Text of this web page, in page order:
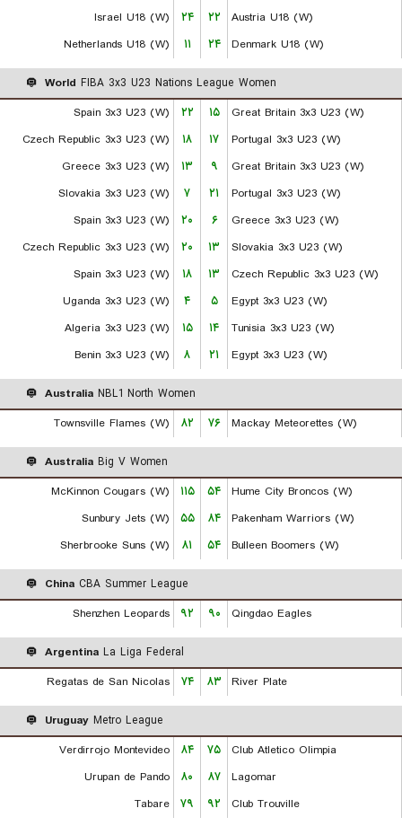
Israel U18 (W)
۲۴ ۲۲
Austria U18 (W)
Netherlands U18 (W)
۱۱ ۲۴ Denmark U18 (W)
World FIBA 3x3 U23 Nations League Women
Spain 3x3 U23 (W)
۲۲ ۱۵
Great Britain 3x3 U23 (W)
Czech Republic 3x3 U23 (W)
۱۸ ۱۷
Portugal 3x3 U23 (W)
Greece 3x3 U23 (W)
۱۳ ۹
Great Britain 3x3 U23 (W)
Slovakia 3x3 U23 (W)
۷ ۲۱
Portugal 3x3 U23 (W)
Spain 3x3 U23 (W)
۲۰ ۶
Greece 3x3 U23 (W)
Czech Republic 3x3 U23 (W)
۲۰ ۱۳
Slovakia 3x3 U23 (W)
Spain 3x3 U23 (W)
۱۸ ۱۳
Czech Republic 3x3 U23 (W)
Uganda 3x3 U23 (W)
۴ ۵
Egypt 3x3 U23 (W)
Algeria 3x3 U23 (W)
۱۵ ۱۴
Tunisia 3x3 U23 (W)
Benin 3x3 U23 (W)
۸ ۲۱ Egypt 3x3 U23 (W)
Australia NBL1 North Women
Townsville Flames (W)
۸۲ ۷۶ Mackay Meteorettes (W)
Australia Big V Women
McKinnon Cougars (W)
۱۱۵ ۵۴
Hume City Broncos (W)
Sunbury Jets (W)
۵۵ ۸۴
Pakenham Warriors (W)
Sherbrooke Suns (W)
۸۱ ۵۴ Bulleen Boomers (W)
China CBA Summer League
Shenzhen Leopards
۹۲ ۹۰ Qingdao Eagles
Argentina La Liga Federal
Regatas de San Nicolas
۷۴ ۸۳ River Plate
Uruguay Metro League
Verdirrojo Montevideo
۸۴ ۷۵
Club Atletico Olimpia
Urupan de Pando
۸۰ ۸۷
Lagomar
Tabare
۷۹ ۹۲ Club Trouville